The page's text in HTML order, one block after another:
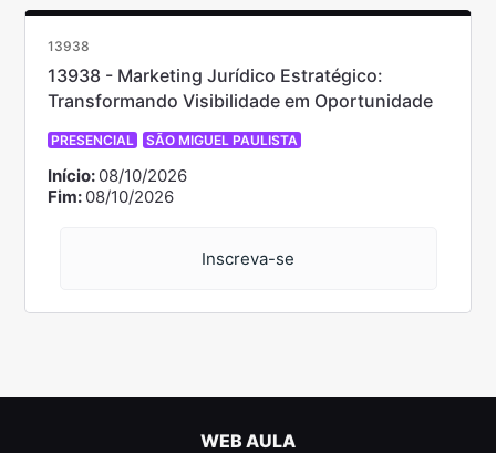
13938
13938 - Marketing Jurídico Estratégico:
Transformando Visibilidade em Oportunidade
PRESENCIAL SÃO MIGUEL PAULISTA
Início: 08/10/2026
Fim: 08/10/2026
Inscreva-se
WEB AULA